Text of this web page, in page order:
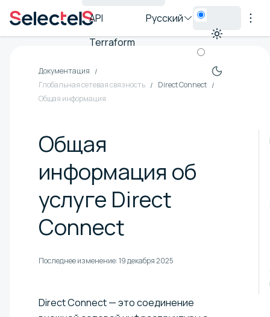
API
Terraform
Русский
Документация
Глобальная сетевая связность
Direct Connect
Общая информация
Общая
информация об
услуге Direct
Connect
Последнее изменение:19 декабря 2025
Direct Connect — это соединение